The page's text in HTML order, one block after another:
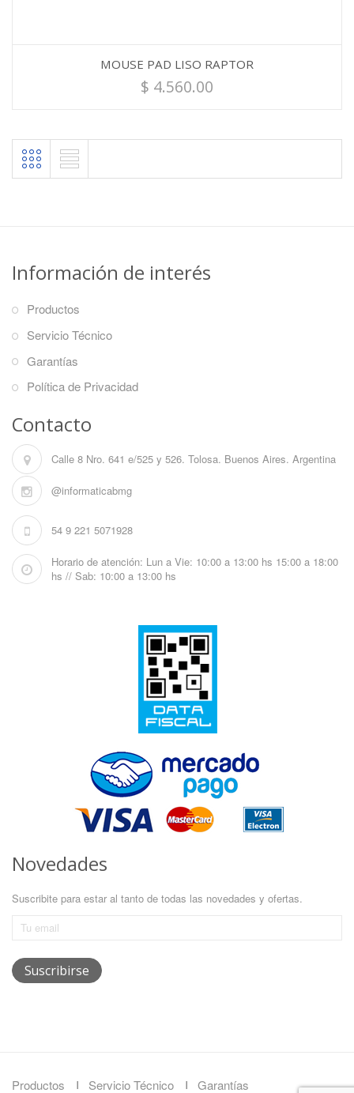
MOUSE PAD LISO RAPTOR
$ 4.560.00
Información de interés
Productos
Servicio Técnico
Garantías
Política de Privacidad
Contacto
Calle 8 Nro. 641 e/525 y 526. Tolosa. Buenos Aires. Argentina
@informaticabmg
54 9 221 5071928
Horario de atención: Lun a Vie: 10:00 a 13:00 hs 15:00 a 18:00
hs // Sab: 10:00 a 13:00 hs
Novedades
Suscribite para estar al tanto de todas las novedades y ofertas.
Productos Servicio Técnico Garantías